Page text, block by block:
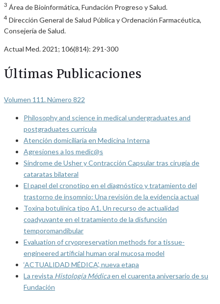
3 Área de Bioinformática, Fundación Progreso y Salud.
4 Dirección General de Salud Pública y Ordenación Farmacéutica,
Consejería de Salud.
Actual Med. 2021; 106(814): 291-300
Últimas Publicaciones
Volumen 111. Número 822
Philosophy and science in medical undergraduates and
postgraduates curricula
Atención domiciliaria en Medicina Interna
Agresiones a los medic@s
Síndrome de Usher y Contracción Capsular tras cirugía de
cataratas bilateral
El papel del cronotipo en el diagnóstico y tratamiento del
trastorno de insomnio: Una revisión de la evidencia actual
Toxina botulínica tipo A1. Un recurso de actualidad
coadyuvante en el tratamiento de la disfunción
temporomandibular
Evaluation of cryopreservation methods for a tissue-
engineered artificial human oral mucosa model
‘ACTUALIDAD MÉDICA’, nueva etapa
La revista Histología Médicaen el cuarenta aniversario de su
Fundación